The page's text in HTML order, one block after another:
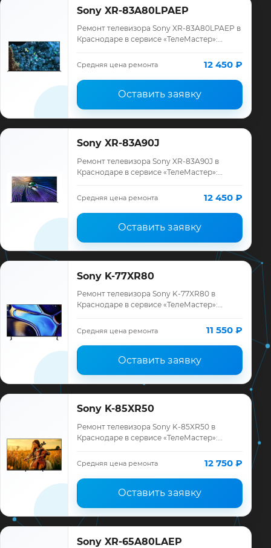
Sony XR-83A80LPAEP
Ремонт телевизора Sony XR-83A80LPAEP в
Краснодаре в сервисе «ТелеМастер»:
ремонта, запчасти и гарантия до 12
Средняя цена ремонта 12 450 ₽
Оставить заявку
Sony XR-83A90J
Ремонт телевизора Sony XR-83A90J в
Краснодаре в сервисе «ТелеМастер»:
ремонта, запчасти и гарантия до 12
месяцев.
Средняя цена ремонта 12 450 ₽
Оставить заявку
Sony K-77XR80
Ремонт телевизора Sony K-77XR80 в
Краснодаре в сервисе «ТелеМастер»:
ремонта, запчасти и гарантия до 12
месяцев.
Средняя цена ремонта 11 550 ₽
Оставить заявку
Sony K-85XR50
Ремонт телевизора Sony K-85XR50 в
Краснодаре в сервисе «ТелеМастер»:
ремонта, запчасти и гарантия до 12
месяцев.
Средняя цена ремонта 12 750 ₽
Оставить заявку
Sony XR-65A80LAEP